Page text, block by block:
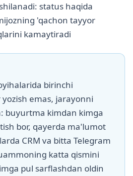
status haqida
'qachon tayyor
kamaytiradi
birinchi
emas, jarayonni
buyurtma kimdan kimga
bor, qayerda ma'lumot
CRM va bitta Telegram
katta qismini
pul sarflashdan oldin